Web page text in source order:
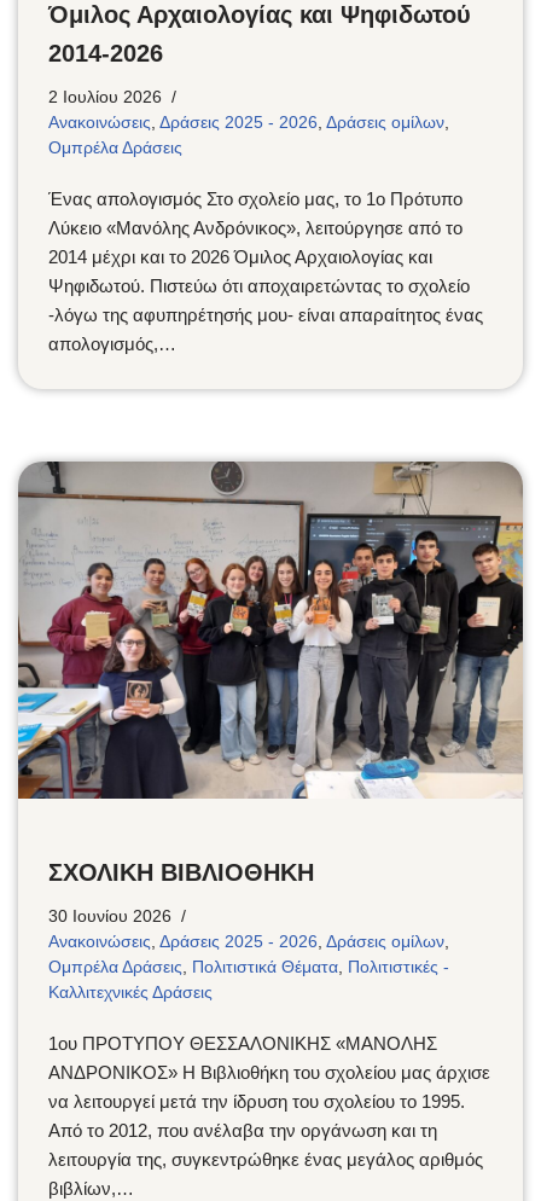
Όμιλος Αρχαιολογίας και Ψηφιδωτού
2014-2026
2 Ιουλίου 2026
Ανακοινώσεις, Δράσεις 2025 - 2026, Δράσεις ομίλων,
Ομπρέλα Δράσεις
Ένας απολογισμός Στο σχολείο μας, το 1ο Πρότυπο
Λύκειο «Μανόλης Ανδρόνικος», λειτούργησε από το
2014 μέχρι και το 2026 Όμιλος Αρχαιολογίας και
Ψηφιδωτού. Πιστεύω ότι αποχαιρετώντας το σχολείο
-λόγω της αφυπηρέτησής μου- είναι απαραίτητος ένας
απολογισμός,…
ΣΧΟΛΙΚΗ ΒΙΒΛΙΟΘΗΚΗ
30 Ιουνίου 2026
Ανακοινώσεις Δράσεις 2025 - 2026 Δράσεις ομίλων
Ομπρέλα Δράσεις
Πολιτιστικά Θέματα
Πολιτιστικές -
Καλλιτεχνικές Δράσεις
1ου ΠΡΟΤΥΠΟΥ ΘΕΣΣΑΛΟΝΙΚΗΣ «ΜΑΝΟΛΗΣ
ΑΝΔΡΟΝΙΚΟΣ» Η Βιβλιοθήκη του σχολείου μας άρχισε
να λειτουργεί μετά την ίδρυση του σχολείου το 1995.
Από το 2012, που ανέλαβα την οργάνωση και τη
λειτουργία της, συγκεντρώθηκε ένας μεγάλος αριθμός
βιβλίων,…